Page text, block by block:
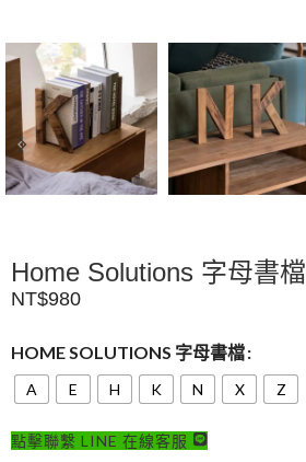
Home Solutions 字母書檔
NT$980
HOME SOLUTIONS 字母書檔
A E H K N X Z
點擊聯繫 LINE 在線客服